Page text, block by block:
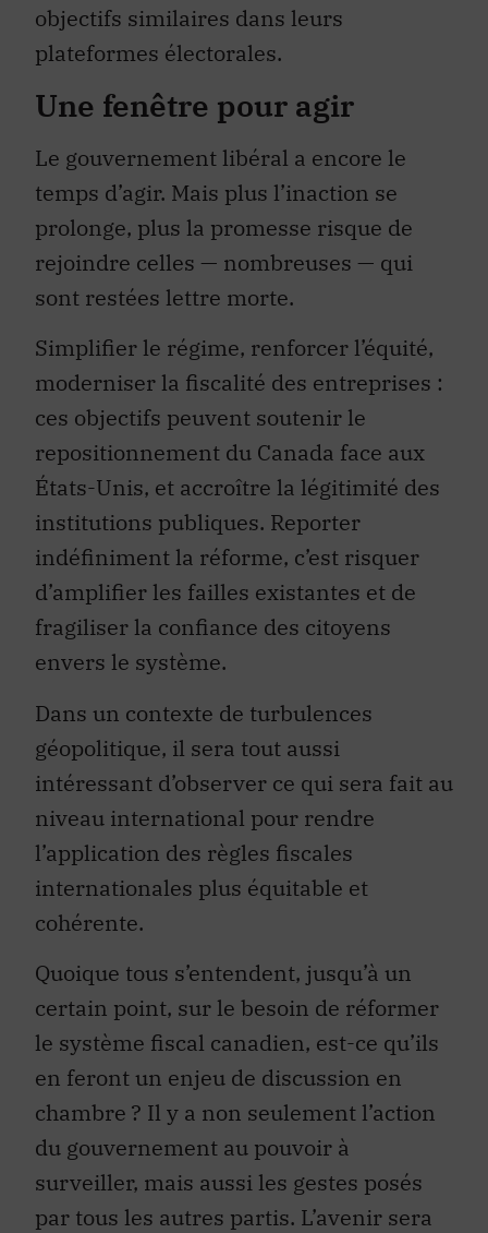
objectifs similaires dans leurs
plateformes électorales.
Une fenêtre pour agir
Le gouvernement libéral a encore le
temps d’agir. Mais plus l’inaction se
prolonge, plus la promesse risque de
rejoindre celles — nombreuses — qui
sont restées lettre morte.
Simplifier le régime, renforcer l’équité,
moderniser la fiscalité des entreprises :
ces objectifs peuvent soutenir le
repositionnement du Canada face aux
États-Unis, et accroître la légitimité des
institutions publiques. Reporter
indéfiniment la réforme, c’est risquer
d’amplifier les failles existantes et de
fragiliser la confiance des citoyens
envers le système.
Dans un contexte de turbulences
géopolitique, il sera tout aussi
intéressant d’observer ce qui sera fait au
niveau international pour rendre
l’application des règles fiscales
internationales plus équitable et
cohérente.
Quoique tous s’entendent, jusqu’à un
certain point, sur le besoin de réformer
le système fiscal canadien, est-ce qu’ils
en feront un enjeu de discussion en
chambre ? Il y a non seulement l’action
du gouvernement au pouvoir à
surveiller, mais aussi les gestes posés
par tous les autres partis. L’avenir sera